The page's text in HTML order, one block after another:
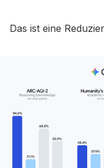
Das ist eine